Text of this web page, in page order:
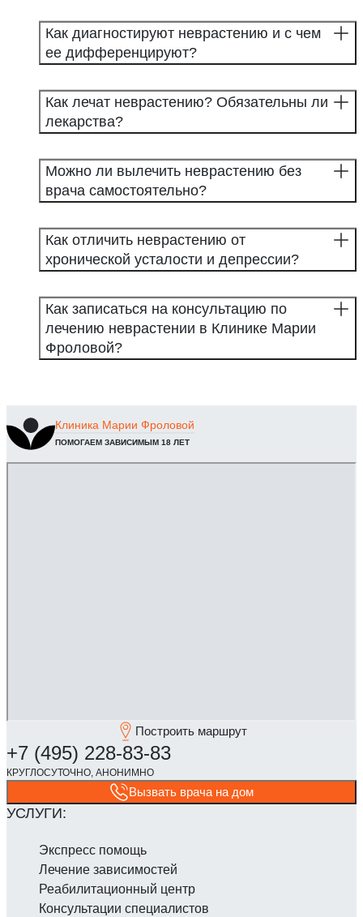
Как диагностируют неврастению и с чем
ее дифференцируют?
Как лечат неврастению? Обязательны ли
лекарства?
Можно ли вылечить неврастению без
врача самостоятельно?
Как отличить неврастению от
хронической усталости и депрессии?
Как записаться на консультацию по
лечению неврастении в Клинике Марии
Фроловой?
Клиника Марии Фроловой
ПОМОГАЕМ ЗАВИСИМЫМ 18 ЛЕТ
Построить маршрут
Вызвать врача на дом
Экспресс помощь
Лечение зависимостей
Реабилитаци­онный центр
Консультации специалистов